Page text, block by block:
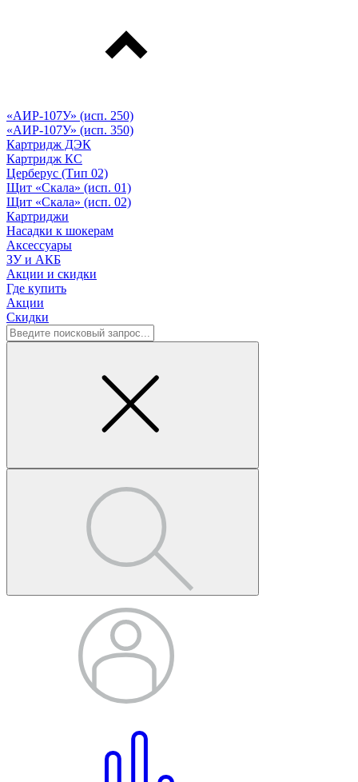
«АИР-107У» (исп. 250)
«АИР-107У» (исп. 350)
Картридж ДЭК
Картридж КС
Церберус (Тип 02)
Щит «Скала» (исп. 01)
Щит «Скала» (исп. 02)
Картриджи
Насадки к шокерам
Аксессуары
ЗУ и АКБ
Акции и скидки
Где купить
Акции
Скидки